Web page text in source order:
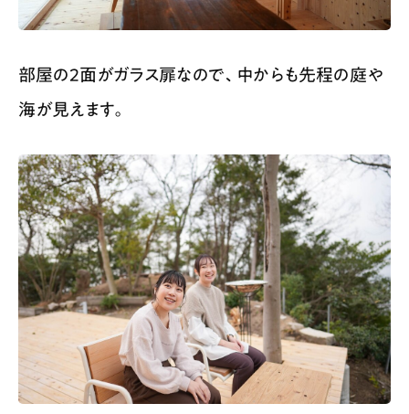
部屋の2面がガラス扉なので、中からも先程の庭や
海が見えます。